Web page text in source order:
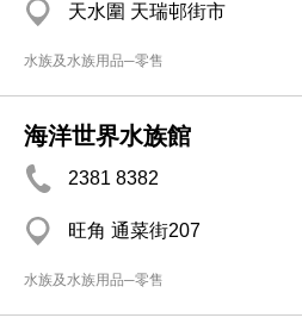
天水圍 天瑞邨街市
水族及水族用品─零售
海洋世界水族館
2381 8382
旺角 通菜街207
水族及水族用品─零售